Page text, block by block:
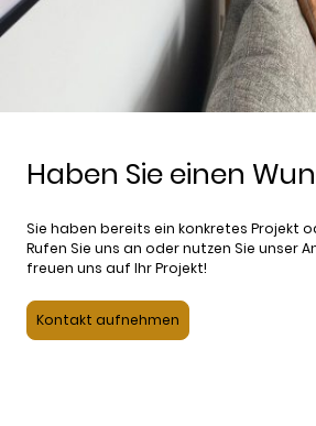
Haben Sie einen
Sie haben bereits ein konkretes Projekt
Rufen Sie uns an oder nutzen Sie unser
freuen uns auf Ihr Projekt!
Kontakt aufnehmen